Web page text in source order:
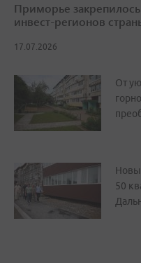
Приморье
инвест-регионов
17.07.2026
От
50